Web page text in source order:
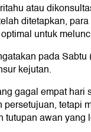
atau
ditetapkan,
untuk
pada
kejutan.
gagal empat hari
persetujuan, tetapi
tutupan awan yang